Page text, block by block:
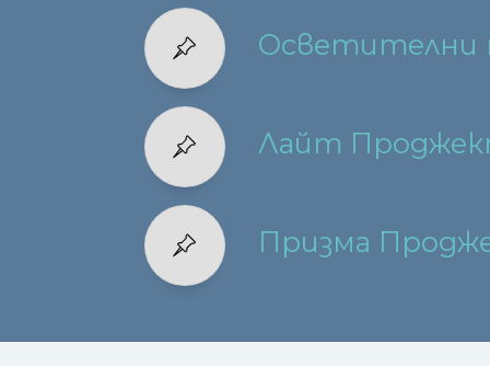
Осветителни
Лайт
Призма